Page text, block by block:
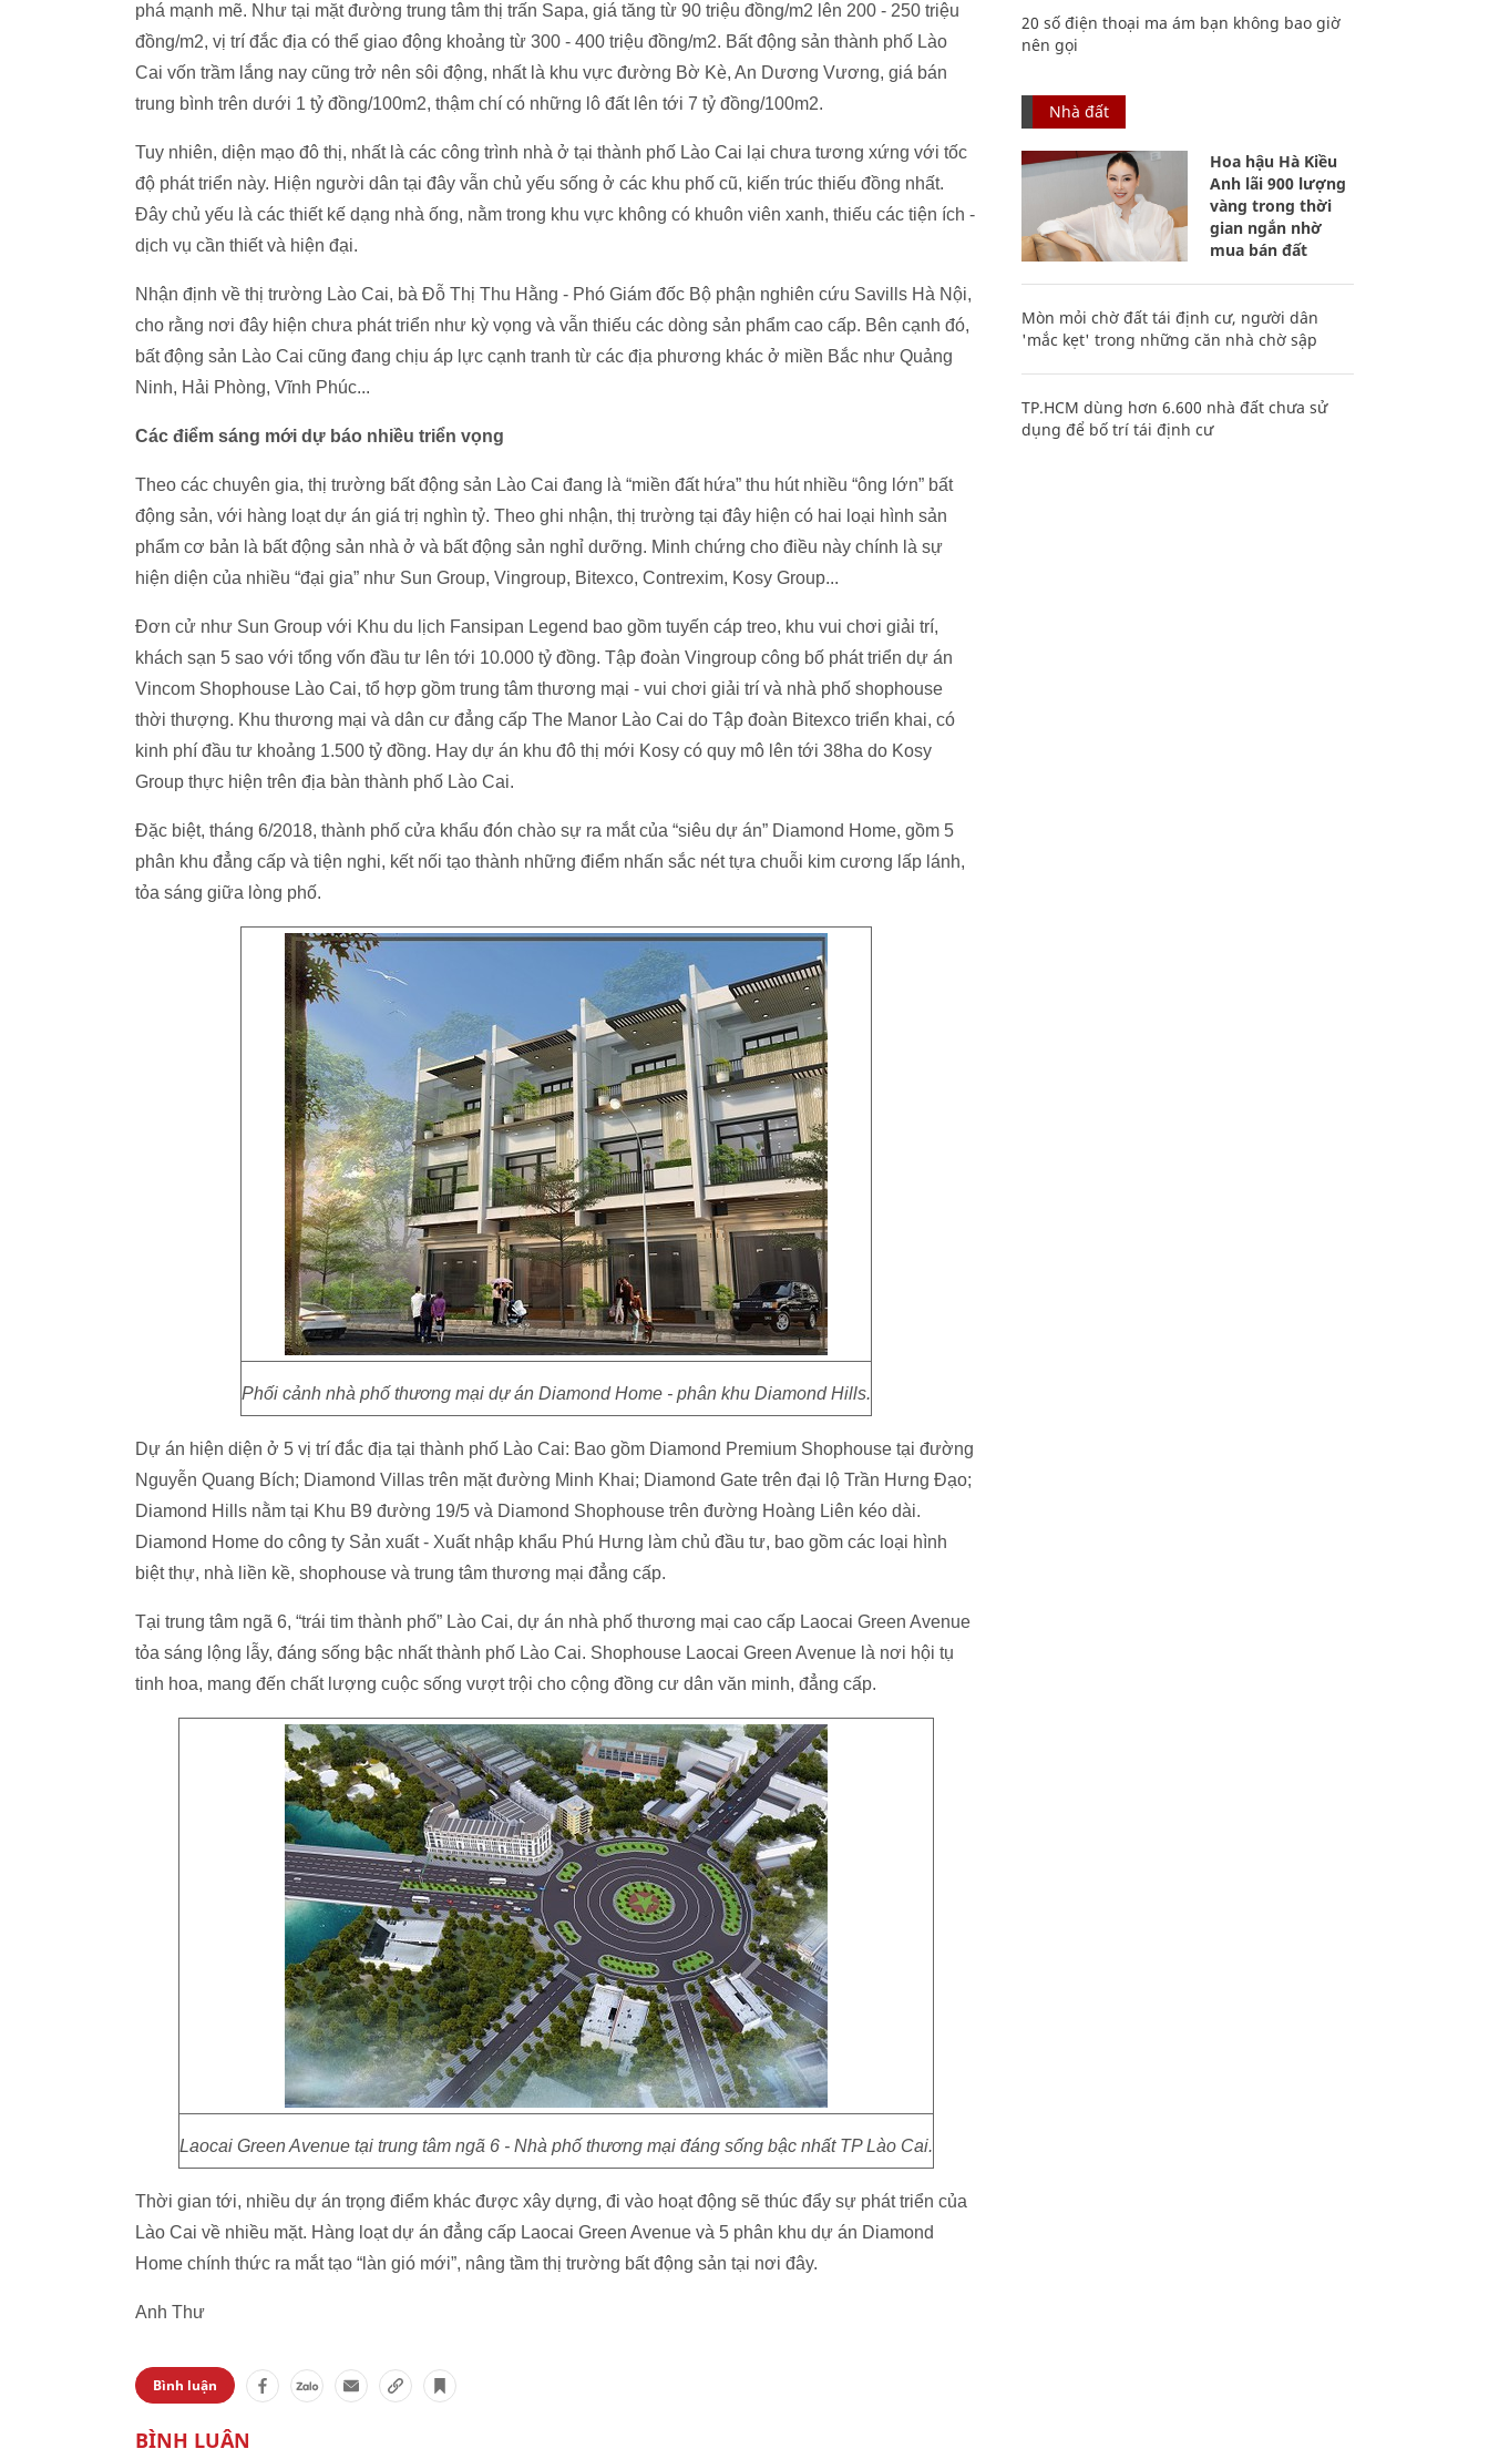
phá mạnh mẽ. Như tại mặt đường trung tâm thị trấn Sapa, giá tăng từ 90 triệu đồng/m2 lên 200 - 250 triệu
đồng/m2, vị trí đắc địa có thể giao động khoảng từ 300 - 400 triệu đồng/m2. Bất động sản thành phố Lào
Cai vốn trầm lắng nay cũng trở nên sôi động, nhất là khu vực đường Bờ Kè, An Dương Vương, giá bán
trung bình trên dưới 1 tỷ đồng/100m2, thậm chí có những lô đất lên tới 7 tỷ đồng/100m2.
Tuy nhiên, diện mạo đô thị, nhất là các công trình nhà ở tại thành phố Lào Cai lại chưa tương xứng với tốc
độ phát triển này. Hiện người dân tại đây vẫn chủ yếu sống ở các khu phố cũ, kiến trúc thiếu đồng nhất.
Đây chủ yếu là các thiết kế dạng nhà ống, nằm trong khu vực không có khuôn viên xanh, thiếu các tiện ích -
dịch vụ cần thiết và hiện đại.
Nhận định về thị trường Lào Cai, bà Đỗ Thị Thu Hằng - Phó Giám đốc Bộ phận nghiên cứu Savills Hà Nội,
cho rằng nơi đây hiện chưa phát triển như kỳ vọng và vẫn thiếu các dòng sản phẩm cao cấp. Bên cạnh đó,
bất động sản Lào Cai cũng đang chịu áp lực cạnh tranh từ các địa phương khác ở miền Bắc như Quảng
Ninh, Hải Phòng, Vĩnh Phúc...
Các điểm sáng mới dự báo nhiều triển vọng
Theo các chuyên gia, thị trường bất động sản Lào Cai đang là “miền đất hứa” thu hút nhiều “ông lớn” bất
động sản, với hàng loạt dự án giá trị nghìn tỷ. Theo ghi nhận, thị trường tại đây hiện có hai loại hình sản
phẩm cơ bản là bất động sản nhà ở và bất động sản nghỉ dưỡng. Minh chứng cho điều này chính là sự
hiện diện của nhiều “đại gia” như Sun Group, Vingroup, Bitexco, Contrexim, Kosy Group...
Đơn cử như Sun Group với Khu du lịch Fansipan Legend bao gồm tuyến cáp treo, khu vui chơi giải trí,
khách sạn 5 sao với tổng vốn đầu tư lên tới 10.000 tỷ đồng. Tập đoàn Vingroup công bố phát triển dự án
Vincom Shophouse Lào Cai, tổ hợp gồm trung tâm thương mại - vui chơi giải trí và nhà phố shophouse
thời thượng. Khu thương mại và dân cư đẳng cấp The Manor Lào Cai do Tập đoàn Bitexco triển khai, có
kinh phí đầu tư khoảng 1.500 tỷ đồng. Hay dự án khu đô thị mới Kosy có quy mô lên tới 38ha do Kosy
Group thực hiện trên địa bàn thành phố Lào Cai.
Đặc biệt, tháng 6/2018, thành phố cửa khẩu đón chào sự ra mắt của “siêu dự án” Diamond Home, gồm 5
phân khu đẳng cấp và tiện nghi, kết nối tạo thành những điểm nhấn sắc nét tựa chuỗi kim cương lấp lánh,
tỏa sáng giữa lòng phố.
Phối cảnh nhà phố thương mại dự án Diamond Home - phân khu Diamond Hills.
Dự án hiện diện ở 5 vị trí đắc địa tại thành phố Lào Cai: Bao gồm Diamond Premium Shophouse tại đường
Nguyễn Quang Bích; Diamond Villas trên mặt đường Minh Khai; Diamond Gate trên đại lộ Trần Hưng Đạo;
Diamond Hills nằm tại Khu B9 đường 19/5 và Diamond Shophouse trên đường Hoàng Liên kéo dài.
Diamond Home do công ty Sản xuất - Xuất nhập khẩu Phú Hưng làm chủ đầu tư, bao gồm các loại hình
biệt thự, nhà liền kề, shophouse và trung tâm thương mại đẳng cấp.
Tại trung tâm ngã 6, “trái tim thành phố” Lào Cai, dự án nhà phố thương mại cao cấp Laocai Green Avenue
tỏa sáng lộng lẫy, đáng sống bậc nhất thành phố Lào Cai. Shophouse Laocai Green Avenue là nơi hội tụ
tinh hoa, mang đến chất lượng cuộc sống vượt trội cho cộng đồng cư dân văn minh, đẳng cấp.
Laocai Green Avenue tại trung tâm ngã 6 - Nhà phố thương mại đáng sống bậc nhất TP Lào Cai.
Thời gian tới, nhiều dự án trọng điểm khác được xây dựng, đi vào hoạt động sẽ thúc đẩy sự phát triển của
Lào Cai về nhiều mặt. Hàng loạt dự án đẳng cấp Laocai Green Avenue và 5 phân khu dự án Diamond
Home chính thức ra mắt tạo “làn gió mới”, nâng tầm thị trường bất động sản tại nơi đây.
Anh Thư
Bình luận
20 số điện thoại ma ám bạn không bao giờ
nên gọi
Nhà đất
Hoa hậu Hà Kiều
Anh lãi 900 lượng
vàng trong thời
gian ngắn nhờ
mua bán đất
Mòn mỏi chờ đất tái định cư, người dân
'mắc kẹt' trong những căn nhà chờ sập
TP.HCM dùng hơn 6.600 nhà đất chưa sử
dụng để bố trí tái định cư